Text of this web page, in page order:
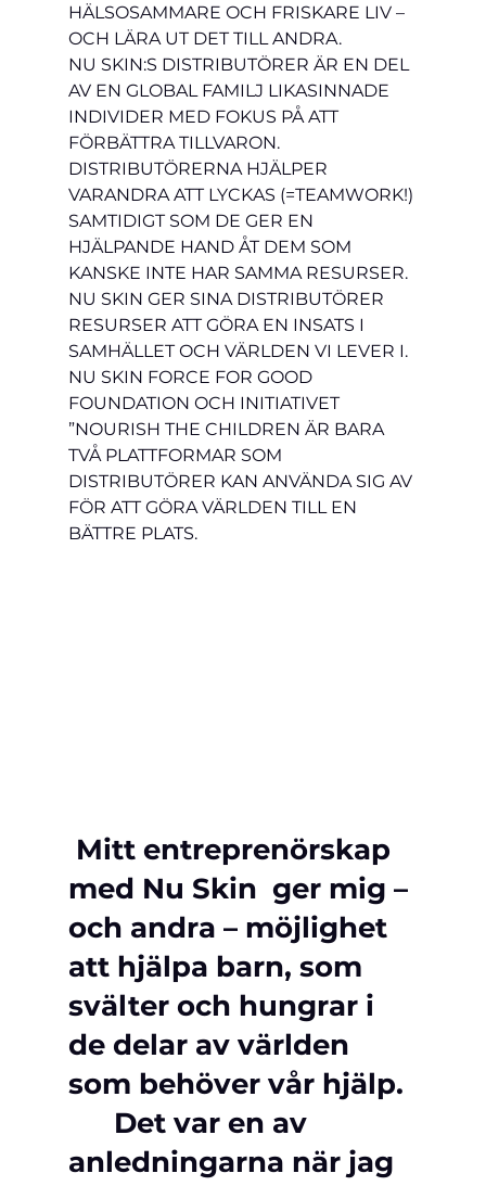
HÄLSOSAMMARE OCH FRISKARE LIV –
OCH LÄRA UT DET TILL ANDRA.
NU SKIN:S DISTRIBUTÖRER ÄR EN DEL
AV EN GLOBAL FAMILJ LIKASINNADE
INDIVIDER MED FOKUS PÅ ATT
FÖRBÄTTRA TILLVARON.
DISTRIBUTÖRERNA HJÄLPER
VARANDRA ATT LYCKAS (=TEAMWORK!)
SAMTIDIGT SOM DE GER EN
HJÄLPANDE HAND ÅT DEM SOM
KANSKE INTE HAR SAMMA RESURSER.
NU SKIN GER SINA DISTRIBUTÖRER
RESURSER ATT GÖRA EN INSATS I
SAMHÄLLET OCH VÄRLDEN VI LEVER I.
NU SKIN FORCE FOR GOOD
FOUNDATION OCH INITIATIVET
”NOURISH THE CHILDREN ÄR BARA
TVÅ PLATTFORMAR SOM
DISTRIBUTÖRER KAN ANVÄNDA SIG AV
FÖR ATT GÖRA VÄRLDEN TILL EN
BÄTTRE PLATS.
Mitt entreprenörskap
med Nu Skin  ger mig –
och andra – möjlighet
att hjälpa barn, som
svälter och hungrar i
de delar av världen
som behöver vår hjälp.
Det var en av
anledningarna när jag